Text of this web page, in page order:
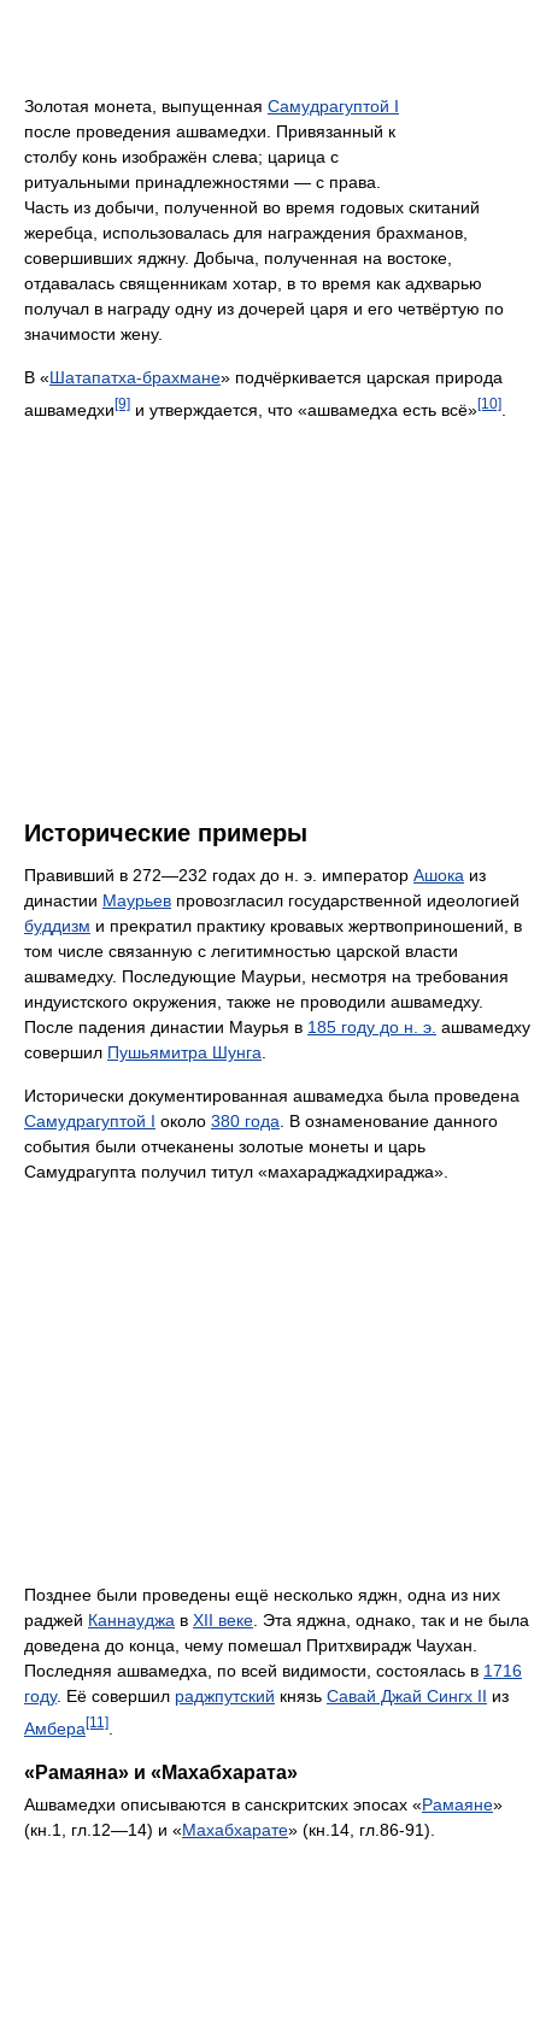
Золотая монета, выпущенная Самудрагуптой I
после проведения ашвамедхи. Привязанный к
столбу конь изображён слева; царица с
ритуальными принадлежностями — с права.
Часть из добычи, полученной во время годовых скитаний
жеребца, использовалась для награждения брахманов,
совершивших яджну. Добыча, полученная на востоке,
отдавалась священникам хотар, в то время как адхварью
получал в награду одну из дочерей царя и его четвёртую по
значимости жену.
В «Шатапатха-брахмане» подчёркивается царская природа
ашвамедхи [9] и утверждается, что «ашвамедха есть всё»[10]
Исторические примеры
Правивший в 272—232 годах до н. э. император Ашока из
династии Маурьев провозгласил государственной идеологией
буддизм и прекратил практику кровавых жертвоприношений, в
том числе связанную с легитимностью царской власти
ашвамедху. Последующие Маурьи, несмотря на требования
индуистского окружения, также не проводили ашвамедху.
После падения династии Маурья в 185 году до н. э. ашвамедху
совершил Пушьямитра Шунга
Исторически документированная ашвамедха была проведена
Самудрагуптой I около 380 года . В ознаменование данного
события были отчеканены золотые монеты и царь
Самудрагупта получил титул «махараджадхираджа».
Позднее были проведены ещё несколько яджн, одна из них
раджей Каннауджа в XII веке . Эта яджна, однако, так и не была
доведена до конца, чему помешал Притхвирадж Чаухан.
Последняя ашвамедха, по всей видимости, состоялась в 1716
году. Её совершил раджпутский князь Савай Джай Сингх II из
Амбера[11]
«Рамаяна» и «Махабхарата»
Ашвамедхи описываются в санскритских эпосах «Рамаяне»
(кн.1, гл.12—14) и «Махабхарате» (кн.14, гл.86-91).